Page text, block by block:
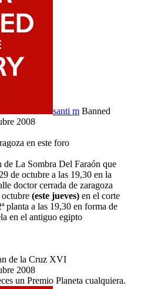
santi m Banned
2008
en este foro
de La Sombra Del Faraón que
de octubre a las 19,30 en la
doctor cerrada de zaragoza
(este jueves) en el corte
planta a las 19,30 en forma de
en el antiguo egipto
de la Cruz XVI
2008
un Premio Planeta cualquiera.